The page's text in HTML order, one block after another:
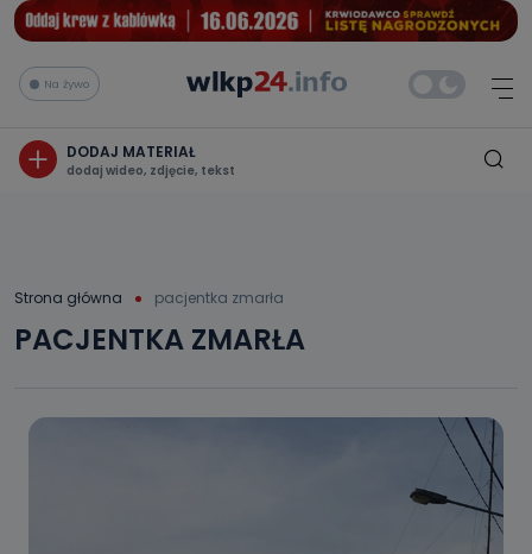
Na żywo
DODAJ MATERIAŁ
dodaj wideo, zdjęcie, tekst
Strona główna pacjentka zmarła
PACJENTKA ZMARŁA